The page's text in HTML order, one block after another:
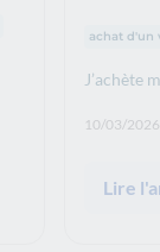
achat d'un
J’achète
Date de
10/03/2026
Lire